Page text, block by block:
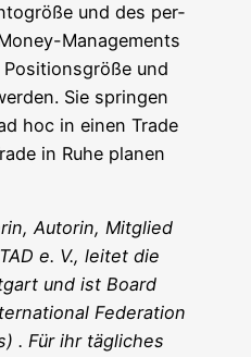
und des per­
Manage­ments
und
Sie sprin­gen
hoc in einen Trade
in Ruhe pla­nen
Autorin, Mit­glied
e. V., lei­tet die
und ist Board
Fede­ra­ti­on
. Für ihr täg­li­ches